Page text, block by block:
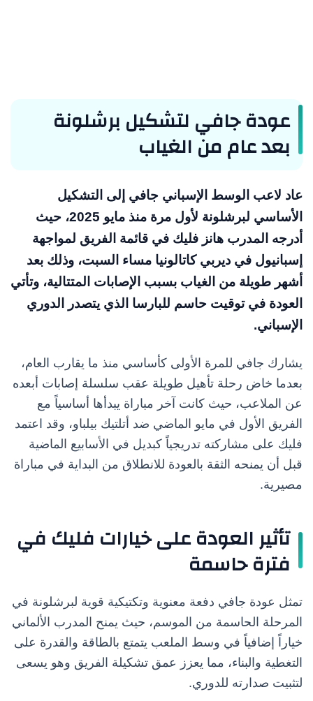
عودة جافي لتشكيل برشلونة
بعد عام من الغياب
عاد لاعب الوسط الإسباني جافي إلى التشكيل
الأساسي لبرشلونة لأول مرة منذ مايو 2025، حيث
أدرجه المدرب هانز فليك في قائمة الفريق لمواجهة
إسبانيول في ديربي كاتالونيا مساء السبت، وذلك بعد
أشهر طويلة من الغياب بسبب الإصابات المتتالية، وتأتي
العودة في توقيت حاسم للبارسا الذي يتصدر الدوري
الإسباني.
يشارك جافي للمرة الأولى كأساسي منذ ما يقارب العام،
بعدما خاض رحلة تأهيل طويلة عقب سلسلة إصابات أبعده
عن الملاعب، حيث كانت آخر مباراة يبدأها أساسياً مع
الفريق الأول في مايو الماضي ضد أتلتيك بيلباو، وقد اعتمد
فليك على مشاركته تدريجياً كبديل في الأسابيع الماضية
قبل أن يمنحه الثقة بالعودة للانطلاق من البداية في مباراة
مصيرية.
تأثير العودة على خيارات فليك في
فترة حاسمة
تمثل عودة جافي دفعة معنوية وتكتيكية قوية لبرشلونة في
المرحلة الحاسمة من الموسم، حيث يمنح المدرب الألماني
خياراً إضافياً في وسط الملعب يتمتع بالطاقة والقدرة على
التغطية والبناء، مما يعزز عمق تشكيلة الفريق وهو يسعى
لتثبيت صدارته للدوري.